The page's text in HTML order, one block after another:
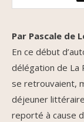
Par Pascale de
En ce début
délégation de La
se retrouvaient,
déjeuner
reporté à cause